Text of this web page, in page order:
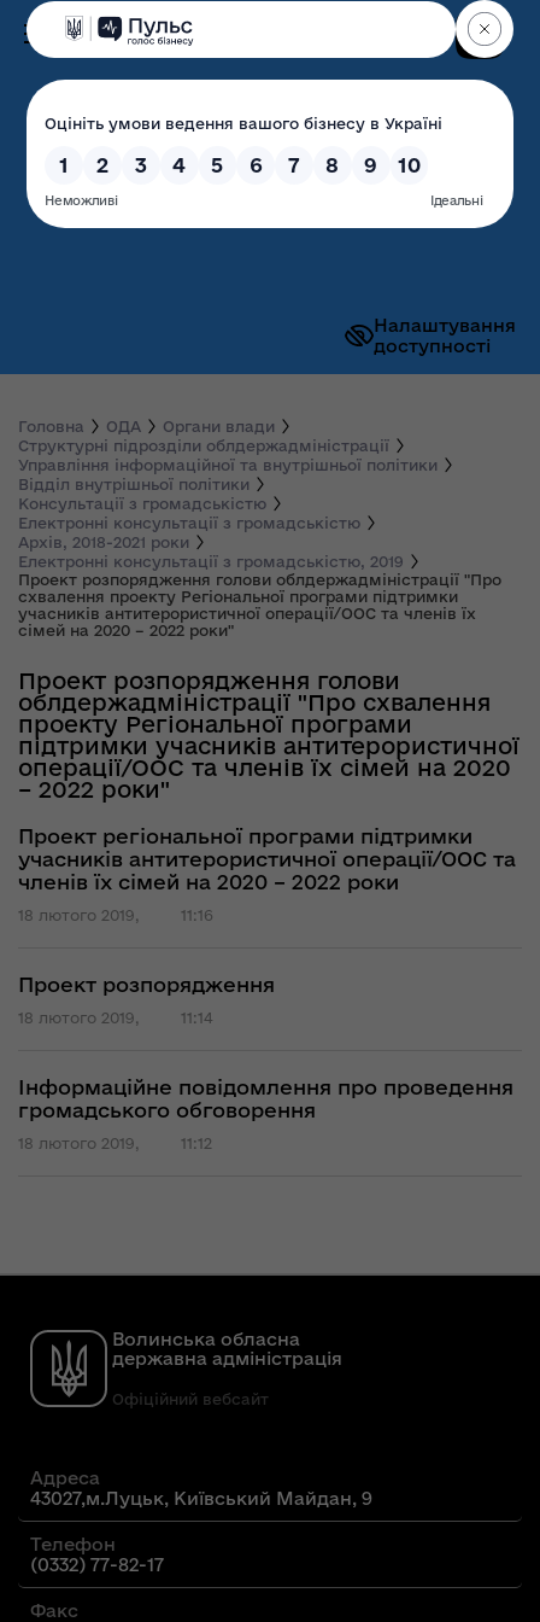
Налаштування
доступності
Волинська обласна
державна адміністрація
Головна ОДА
Органи влади
Структурні підрозділи облдержадміністрації
Управління інформаційної та внутрішньої політики
Відділ внутрішньої політики
Консультації з громадськістю
Електронні консультації з громадськістю
Архів, 2018-2021 роки
Електронні консультації з громадськістю, 2019
Проект розпорядження голови облдержадміністрації "Про
схвалення проекту Регіональної програми підтримки
учасників антитерористичної операції/ООС та членів їх
сімей на 2020 – 2022 роки"
Проект розпорядження голови
облдержадміністрації "Про схвалення
проекту Регіональної програми
підтримки учасників антитерористичної
операції/ООС та членів їх сімей на 2020
– 2022 роки"
Проект регіональної програми підтримки
учасників антитерористичної операції/ООС та
членів їх сімей на 2020 – 2022 роки
18 лютого 2019, 11:16
Проект розпорядження
18 лютого 2019, 11:14
Інформаційне повідомлення про проведення
громадського обговорення
18 лютого 2019, 11:12
Волинська обласна
державна адміністрація
Офіційний вебсайт
Адреса
43027,м.Луцьк, Київський Майдан, 9
Телефон
(0332) 77-82-17
Факс